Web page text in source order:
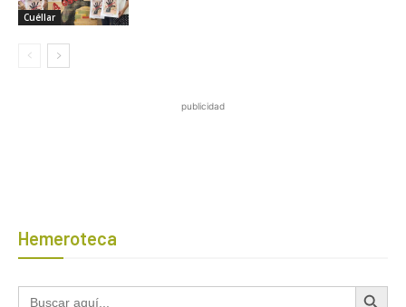
Cuéllar
publicidad
Hemeroteca
Buscar: Botón de